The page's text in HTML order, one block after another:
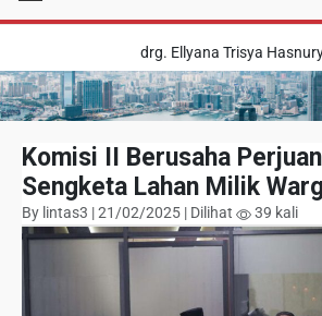
drg. Ellyana Trisya
Komisi II Berusaha
Sengketa Lahan Milik
By lintas3 | 21/02/2025 | Dilihat 39 kali